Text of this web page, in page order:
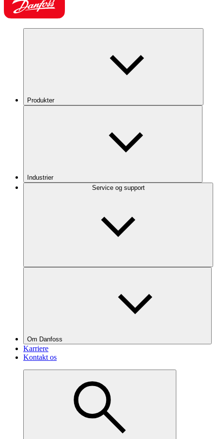
Produkter
Industrier
Service og support
Om Danfoss
Karriere
Kontakt os